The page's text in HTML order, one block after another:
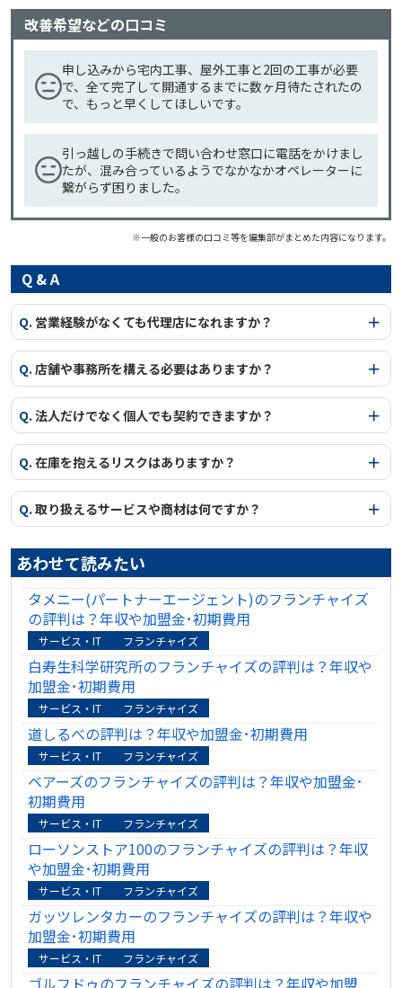
改善希望などの口コミ
申し込みから宅内工事、屋外工事と2回の工事が必要
で、全て完了して開通するまでに数ヶ月待たされたの
で、もっと早くしてほしいです。
引っ越しの手続きで問い合わせ窓口に電話をかけまし
たが、混み合っているようでなかなかオペレーターに
繋がらず困りました。
※一般のお客様の口コミ等を編集部がまとめた内容になります。
Q & A
Q. 営業経験がなくても代理店になれますか？
Q. 店舗や事務所を構える必要はありますか？
Q. 法人だけでなく個人でも契約できますか？
Q. 在庫を抱えるリスクはありますか？
Q. 取り扱えるサービスや商材は何ですか？
あわせて読みたい
タメニー(パートナーエージェント)のフランチャイズ
の評判は？年収や加盟金･初期費用
サービス・IT フランチャイズ
白寿生科学研究所のフランチャイズの評判は？年収や
加盟金･初期費用
サービス・IT フランチャイズ
道しるべの評判は？年収や加盟金･初期費用
サービス・IT フランチャイズ
ベアーズのフランチャイズの評判は？年収や加盟金･
初期費用
サービス・IT フランチャイズ
ローソンストア100のフランチャイズの評判は？年収
や加盟金･初期費用
サービス・IT フランチャイズ
ガッツレンタカーのフランチャイズの評判は？年収や
加盟金･初期費用
サービス・IT フランチャイズ
ゴルフドゥのフランチャイズの評判は？年収や加盟